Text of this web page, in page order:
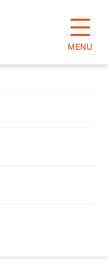
MENU